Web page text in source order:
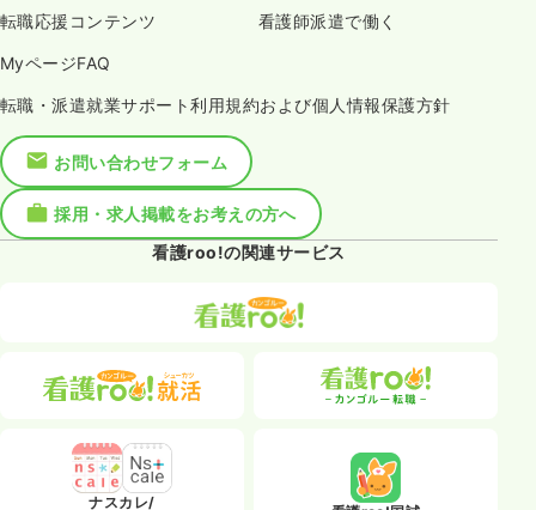
転職応援コンテンツ 看護師派遣で働く
MyページFAQ
転職・派遣就業サポート利用規約および個人情報保護方針
お問い合わせフォーム
採用・求人掲載をお考えの方へ
看護roo!の関連サービス
ナスカレ/